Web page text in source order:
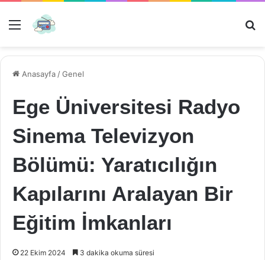
Menü
Anasayfa /Genel
Ege Üniversitesi Radyo
Sinema Televizyon
Bölümü: Yaratıcılığın
Kapılarını Aralayan Bir
Eğitim İmkanları
22 Ekim 2024 3 dakika okuma süresi